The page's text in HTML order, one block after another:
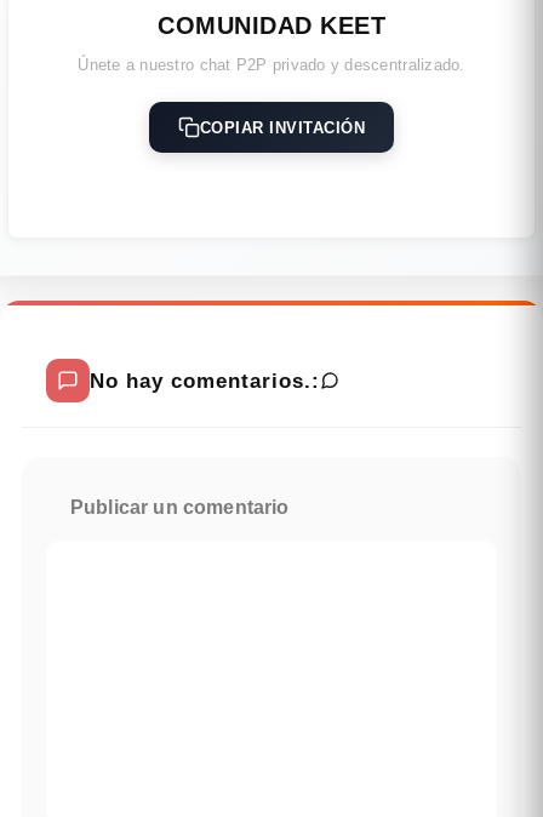
COMUNIDAD KEET
Únete a nuestro chat P2P privado y descentralizado.
COPIAR INVITACIÓN
No hay comentarios.:
Publicar un comentario